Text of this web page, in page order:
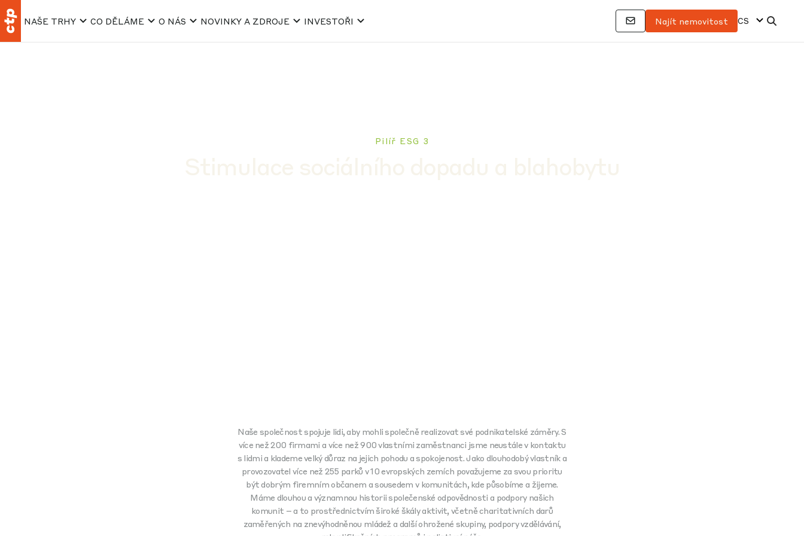
NAŠE TRHY CO DĚLÁME O NÁS NOVINKY A ZDROJE INVESTOŘI Najít nemovitost CS
Pilíř ESG 3
Naše společnost spojuje lidi, aby mohli společně realizovat své podnikatelské záměry. S
více než 200 firmami a více než 900 vlastními zaměstnanci jsme neustále v kontaktu
s lidmi a klademe velký důraz na jejich pohodu a spokojenost. Jako dlouhodobý vlastník a
provozovatel více než 255 parků v 10 evropských zemích považujeme za svou prioritu
být dobrým firemním občanem a sousedem v komunitách, kde působíme a žijeme.
Máme dlouhou a významnou historii společenské odpovědnosti a podpory našich
komunit – a to prostřednictvím široké škály aktivit, včetně charitativních darů
zaměřených na znevýhodněnou mládež a další ohrožené skupiny, podpory vzdělávání,